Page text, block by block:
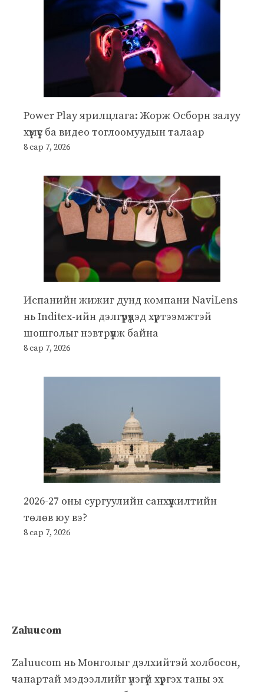
Power Play ярилцлага: Жорж Осборн залуу
хүмүүс ба видео тоглоомуудын талаар
8 сар 7, 2026
Испанийн жижиг дунд компани NaviLens
нь Inditex-ийн дэлгүүрүүдэд хүртээмжтэй
шошголыг нэвтрүүлж байна
8 сар 7, 2026
2026-27 оны сургуулийн санхүүжилтийн
төлөв юу вэ?
8 сар 7, 2026
Zaluucom
Zaluucom нь Монголыг дэлхийтэй холбосон,
чанартай мэдээллийг үнэгүй хүргэх таны эх